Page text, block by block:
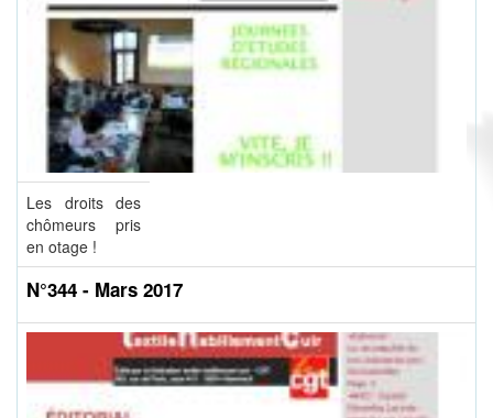
Les droits des
chômeurs pris
en otage !
N°344 - Mars 2017